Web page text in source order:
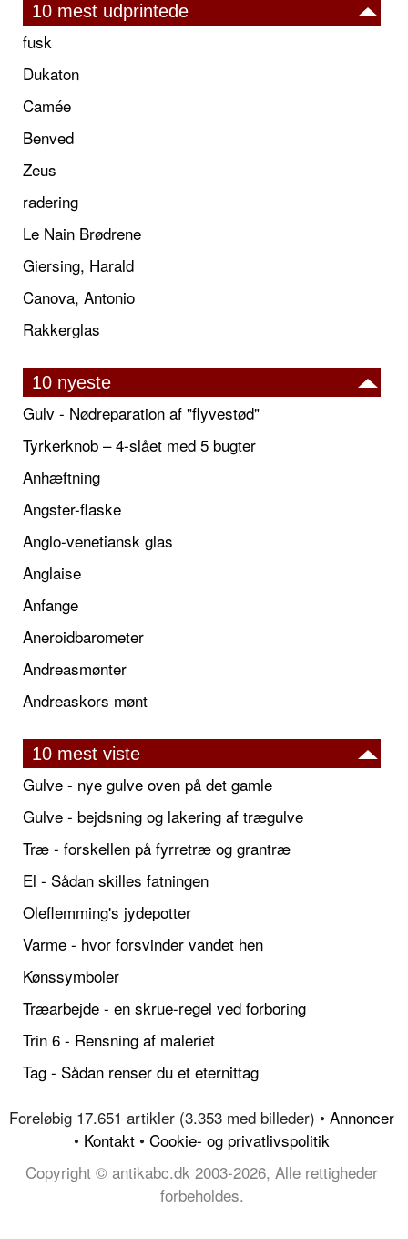
10 mest udprintede
fusk
Dukaton
Camée
Benved
Zeus
radering
Le Nain Brødrene
Giersing, Harald
Canova, Antonio
Rakkerglas
10 nyeste
Gulv - Nødreparation af "flyvestød"
Tyrkerknob – 4-slået med 5 bugter
Anhæftning
Angster-flaske
Anglo-venetiansk glas
Anglaise
Anfange
Aneroidbarometer
Andreasmønter
Andreaskors mønt
10 mest viste
Gulve - nye gulve oven på det gamle
Gulve - bejdsning og lakering af trægulve
Træ - forskellen på fyrretræ og grantræ
El - Sådan skilles fatningen
Oleflemming's jydepotter
Varme - hvor forsvinder vandet hen
Kønssymboler
Træarbejde - en skrue-regel ved forboring
Trin 6 - Rensning af maleriet
Tag - Sådan renser du et eternittag
Foreløbig 17.651 artikler (3.353 med billeder) • Annoncer
• Kontakt • Cookie- og privatlivspolitik
Copyright © antikabc.dk 2003-2026, Alle rettigheder
forbeholdes.